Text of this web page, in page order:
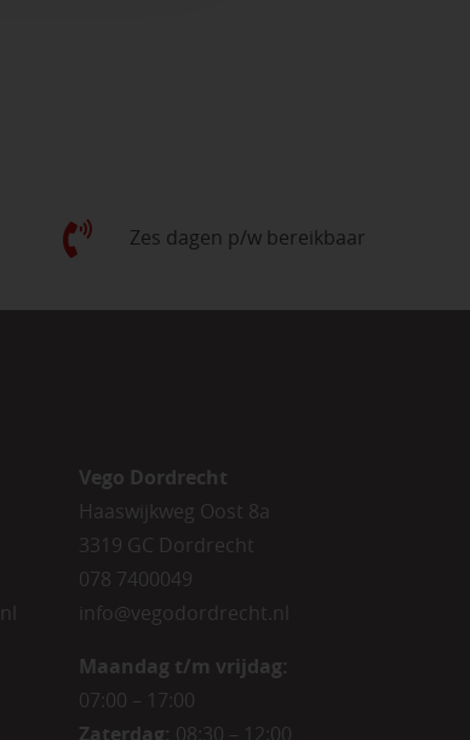
Zes dagen p/w bereikbaar
Vego Dordrecht
Haaswijkweg Oost 8a
3319 GC Dordrecht
078 7400049
info@vegodordrecht.nl
Maandag t/m vrijdag:
07:00 – 17:00
Zaterdag: 08:30 – 12:00